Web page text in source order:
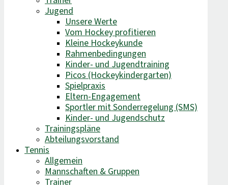
Jugend
Unsere Werte
Vom Hockey profitieren
Kleine Hockeykunde
Rahmenbedingungen
Kinder- und Jugendtraining
Picos (Hockeykindergarten)
Spielpraxis
Eltern-Engagement
Sportler mit Sonderregelung (SMS)
Kinder- und Jugendschutz
Trainingspläne
Abteilungsvorstand
Tennis
Allgemein
Mannschaften & Gruppen
Trainer